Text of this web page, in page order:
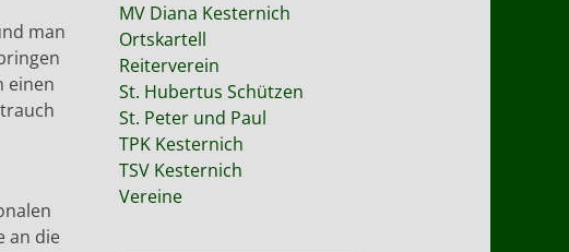
man
einen
an die
MV Diana Kesternich
Ortskartell
Reiterverein
St. Hubertus Schützen
St. Peter und Paul
TPK Kesternich
TSV Kesternich
Vereine